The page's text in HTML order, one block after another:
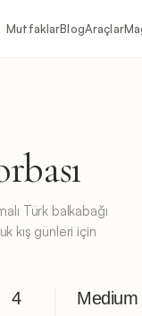
MutfaklarBlogAraçlar
Türk balkabağı
kış günleri için
4 Medium